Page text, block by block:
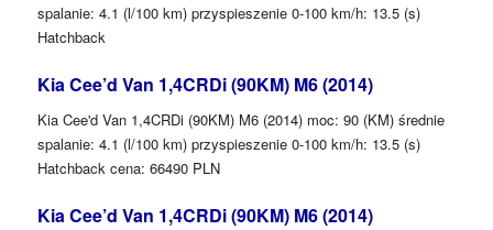
spalanie: 4.1 (l/100 km) przyspieszenie 0-100 km/h: 13.5 (s)
Hatchback
Kia Cee’d Van 1,4CRDi (90KM) M6 (2014)
Kia Cee'd Van 1,4CRDi (90KM) M6 (2014) moc: 90 (KM) średnie
spalanie: 4.1 (l/100 km) przyspieszenie 0-100 km/h: 13.5 (s)
Hatchback cena: 66490 PLN
Kia Cee’d Van 1,4CRDi (90KM) M6 (2014)